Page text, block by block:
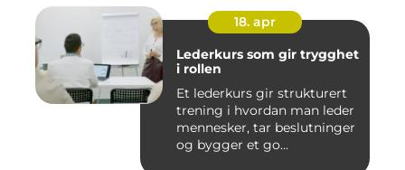
18. apr
Lederkurs som gir trygghet
i rollen
Et lederkurs gir strukturert
trening i hvordan man leder
mennesker, tar beslutninger
og bygger et go...